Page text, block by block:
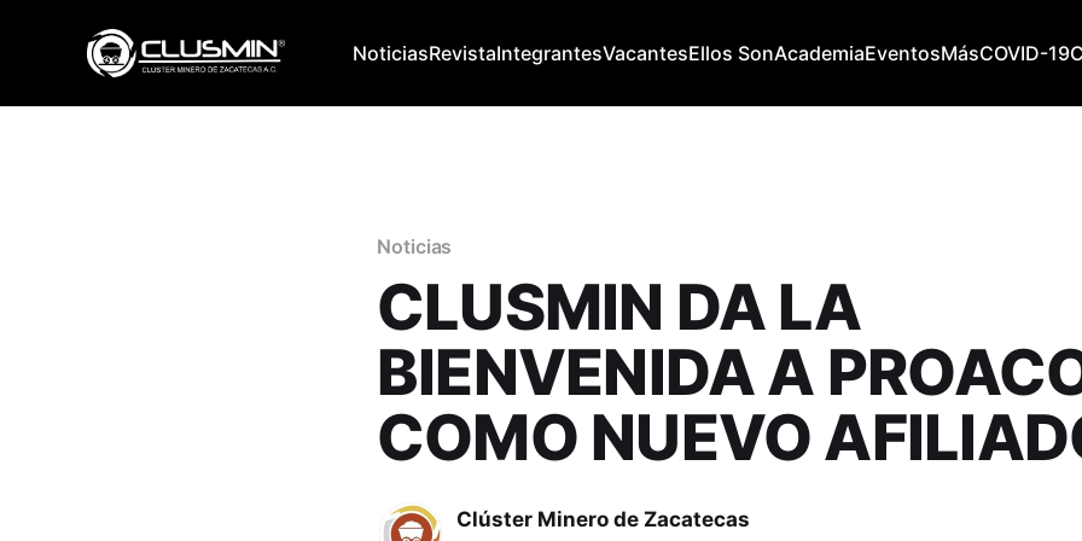
NoticiasRevistaIntegrantesVacantesEllos SonAcademiaEventosMásCOVID-19
Noticias
CLUSMIN DA LA
BIENVENIDA A
COMO NUEVO
Clúster Minero de Zacatecas